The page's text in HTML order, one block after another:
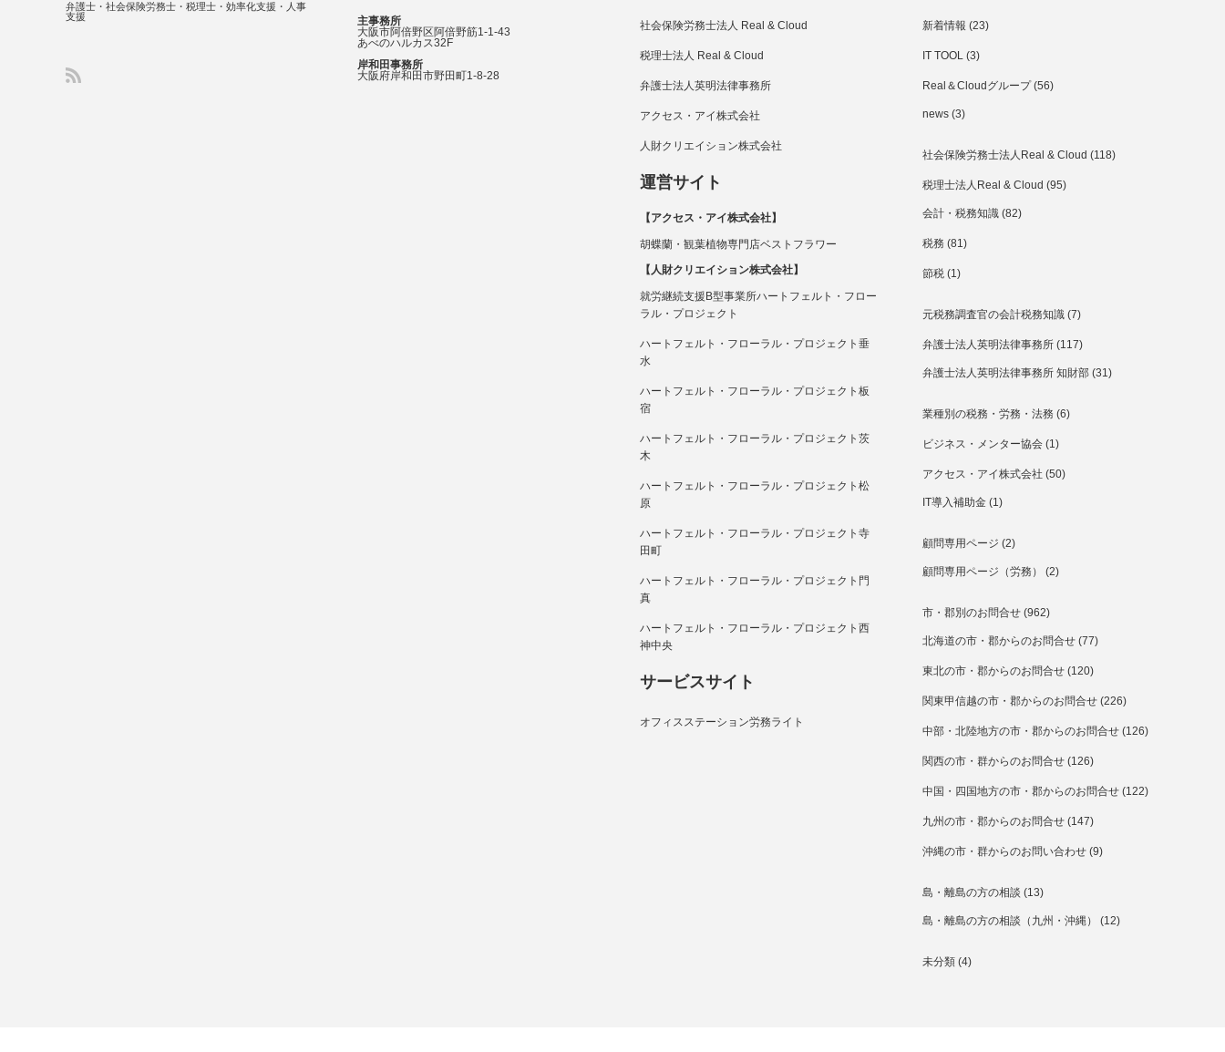
主事務所
大阪市阿倍野区阿倍野筋1-1-43
あべのハルカス32F
岸和田事務所
大阪府岸和田市野田町1-8-28
社会保険労務士法人 Real & Cloud
税理士法人 Real & Cloud
弁護士法人英明法律事務所
アクセス・アイ株式会社
人財クリエイション株式会社
運営サイト
【アクセス・アイ株式会社】
胡蝶蘭・観葉植物専門店ベストフラワー
【人財クリエイション株式会社】
就労継続支援B型事業所ハートフェルト・フロー
ラル・プロジェクト
ハートフェルト・フローラル・プロジェクト垂
水
ハートフェルト・フローラル・プロジェクト板
宿
ハートフェルト・フローラル・プロジェクト茨
木
ハートフェルト・フローラル・プロジェクト松
原
ハートフェルト・フローラル・プロジェクト寺
田町
ハートフェルト・フローラル・プロジェクト門
真
ハートフェルト・フローラル・プロジェクト西
神中央
サービスサイト
オフィスステーション労務ライト
新着情報 (23)
IT TOOL (3)
Real＆Cloudグループ(56)
news (3)
社会保険労務士法人Real & Cloud (118)
税理士法人Real & Cloud (95)
会計・税務知識 (82)
税務 (81)
節税 (1)
元税務調査官の会計税務知識 (7)
弁護士法人英明法律事務所 (117)
弁護士法人英明法律事務所 知財部 (31)
業種別の税務・労務・法務 (6)
ビジネス・メンター協会 (1)
アクセス・アイ株式会社 (50)
IT導入補助金 (1)
顧問専用ページ (2)
顧問専用ページ（労務） (2)
市・郡別のお問合せ (962)
北海道の市・郡からのお問合せ (77)
東北の市・郡からのお問合せ (120)
関東甲信越の市・郡からのお問合せ (226)
中部・北陸地方の市・郡からのお問合せ (126)
関西の市・群からのお問合せ (126)
中国・四国地方の市・郡からのお問合せ (122)
九州の市・郡からのお問合せ (147)
沖縄の市・群からのお問い合わせ (9)
島・離島の方の相談 (13)
島・離島の方の相談（九州・沖縄） (12)
未分類 (4)
弁護士・社会保険労務士・税理士・効率化支援・人事
支援